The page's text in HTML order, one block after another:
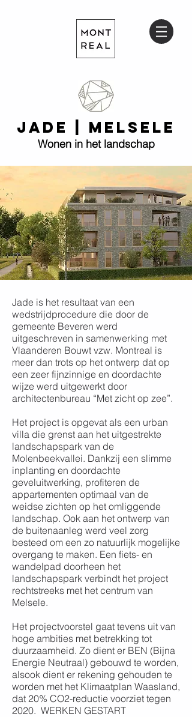
JADE | MELSELE
Wonen in het landschap
Jade is het resultaat van een
wedstrijdprocedure die door de
gemeente Beveren werd
uitgeschreven in samenwerking met
Vlaanderen Bouwt vzw. Montreal is
meer dan trots op het ontwerp dat op
een zeer fijnzinnige en doordachte
wijze werd uitgewerkt door
architectenbureau “Met zicht op zee”.
Het project is opgevat als een urban
villa die grenst aan het uitgestrekte
landschapspark van de
Molenbeekvallei. Dankzij een slimme
inplanting en doordachte
geveluitwerking, profiteren de
appartementen optimaal van de
weidse zichten op het omliggende
landschap. Ook aan het ontwerp van
de buitenaanleg werd veel zorg
besteed om een zo natuurlijk mogelijke
overgang te maken. Een fiets- en
wandelpad doorheen het
landschapspark verbindt het project
rechtstreeks met het centrum van
Melsele.
Het projectvoorstel gaat tevens uit van
hoge ambities met betrekking tot
duurzaamheid. Zo dient er BEN (Bijna
Energie Neutraal) gebouwd te worden,
alsook dient er rekening gehouden te
worden met het Klimaat­plan Waasland,
dat 20% CO2-reductie voorziet tegen
2020. WERKEN GESTART